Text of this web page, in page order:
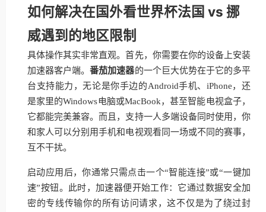
如何解决在国外看世界杯法国 vs 挪
威遇到的地区限制
具体操作其实非常直观。首先，你需要在你的设备上安装
加速器客户端。番茄加速器的一个巨大优势在于它的多平
台支持能力，无论是你手边的Android手机、iPhone，还
是家里的Windows电脑或MacBook，甚至智能电视盒子，
它都能完美兼容。而且，支持一人多端设备同时使用，你
和家人可以分别用手机和电视观看同一场或不同的赛事，
互不干扰。
启动应用后，你通常只需点击一个“智能连接”或“一键加
速”按钮。此时，加速器便开始工作：它通过数据安全加
密的专线传输你的所有访问请求，这不仅是为了绕过封